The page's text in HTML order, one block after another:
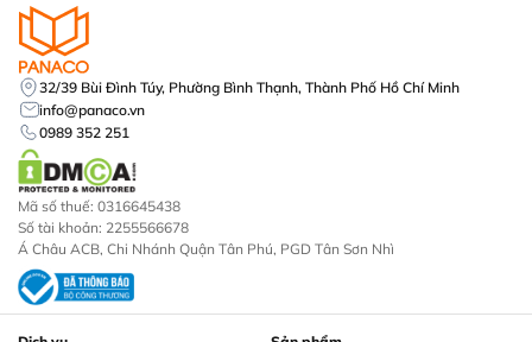
32/39 Bùi Đình Túy, Phường Bình Thạnh, Thành Phố Hồ Chí Minh
info@panaco.vn
0989 352 251
Mã số thuế: 0316645438
Số tài khoản: 2255566678
Á Châu ACB, Chi Nhánh Quận Tân Phú, PGD Tân Sơn Nhì